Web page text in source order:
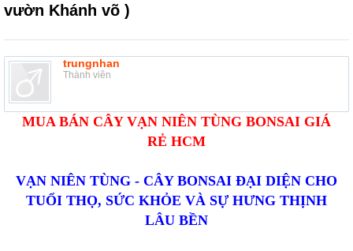
vườn Khánh võ )
trungnhan
Thành viên
MUA BÁN CÂY VẠN NIÊN TÙNG BONSAI GIÁ
RẺ HCM
VẠN NIÊN TÙNG - CÂY BONSAI ĐẠI DIỆN CHO
TUỔI THỌ, SỨC KHỎE VÀ SỰ HƯNG THỊNH
LÂU BỀN